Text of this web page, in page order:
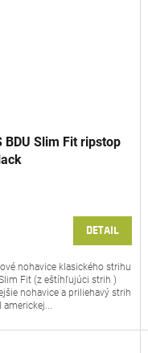
BDU Slim Fit ripstop
DETAIL
nohavice klasického strihu
Fit (z eštíhľujúci strih )
nohavice a priliehavý strih
americkej...